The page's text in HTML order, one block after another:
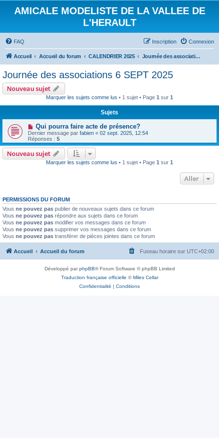
AMICALE MODELISTE DE LA VALLEE DE
L'HERAULT
FAQ Connexion
Inscription
Accueil Accueil du forum CALENDRIER 2025 Journée des associations 6 SEPT 2025
Journée des associations 6 SEPT 2025
Nouveau sujet
Marquer les sujets comme lus • 1 sujet • Page 1 sur 1
Sujets
Qui pourra faire acte de présence?
Dernier message par fabien « 02 sept. 2025, 12:54
Réponses : 5
Nouveau sujet
Marquer les sujets comme lus • 1 sujet • Page 1 sur 1
Aller
PERMISSIONS DU FORUM
Vous ne pouvez pas publier de nouveaux sujets dans ce forum
Vous ne pouvez pas répondre aux sujets dans ce forum
Vous ne pouvez pas modifier vos messages dans ce forum
Vous ne pouvez pas supprimer vos messages dans ce forum
Vous ne pouvez pas transférer de pièces jointes dans ce forum
Accueil Accueil du forum Fuseau horaire sur UTC+02:00
Développé parphpBB® Forum Software © phpBB Limited
Traduction française officielle ©Miles Cellar
Confidentialité | Conditions